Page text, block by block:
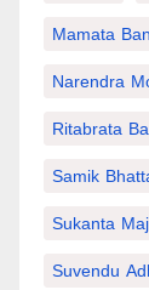
Mamata
Narendra
Ritabrata
Samik
Sukanta
Suvendu